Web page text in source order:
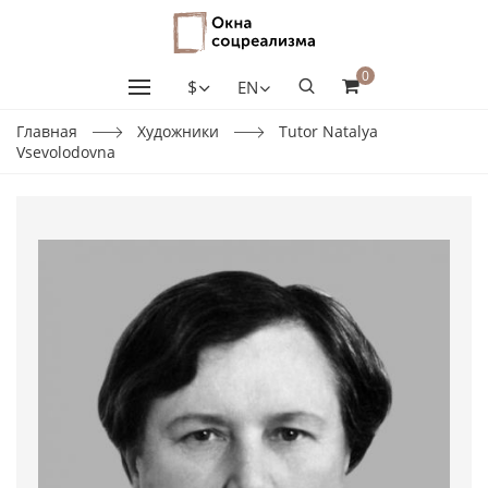
$ EN
0
Главная Художники
Tutor Natalya
Vsevolodovna